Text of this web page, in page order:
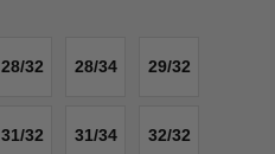
28/32 28/34 29/32
31/32 31/34 32/32